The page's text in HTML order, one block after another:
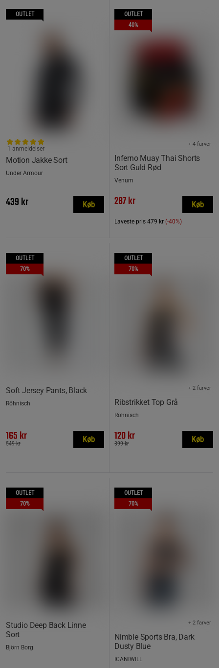
OUTLET
Motion Jakke Sort
1 anmeldelser
Under Armour
439 kr Køb
OUTLET
40%
Inferno Muay Thai Shorts
Sort Guld Rød
+ 4 farver
Venum
287 kr
Laveste pris 479 kr (-40%)
Køb
OUTLET
70%
Soft Jersey Pants, Black
Röhnisch
165 kr
549 kr Køb
OUTLET
70%
Ribstrikket Top Grå
+ 2 farver
Röhnisch
120 kr
399 kr Køb
OUTLET
70%
Studio Deep Back Linne
Sort
Björn Borg
OUTLET
70%
Nimble Sports Bra, Dark
Dusty Blue
+ 2 farver
ICANIWILL